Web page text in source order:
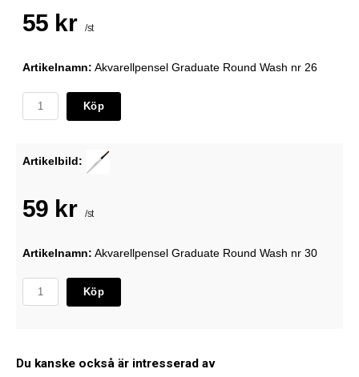
55 kr /st
Artikelnamn: Akvarellpensel Graduate Round Wash nr 26
Köp
Artikelbild:
59 kr /st
Artikelnamn: Akvarellpensel Graduate Round Wash nr 30
Köp
Du kanske också är intresserad av